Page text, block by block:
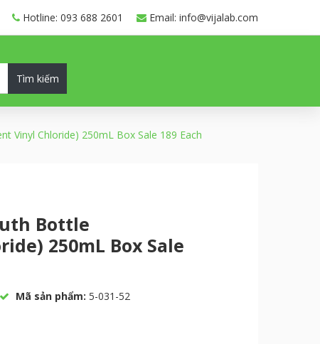
Hotline: 093 688 2601 Email: info@vijalab.com
Tìm kiếm
Vinyl Chloride) 250mL Box Sale 189 Each
Bottle
250mL Box Sale
Mã sản phẩm: 5-031-52